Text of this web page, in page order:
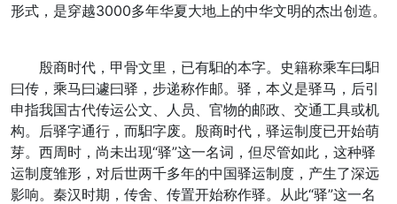
形式，是穿越3000多年华夏大地上的中华文明的杰出创造。
殷商时代，甲骨文里，已有馹的本字。史籍称乘车曰馹
曰传，乘马曰遽曰驿，步递称作邮。驿，本义是驿马，后引
申指我国古代传运公文、人员、官物的邮政、交通工具或机
构。后驿字通行，而馹字废。殷商时代，驿运制度已开始萌
芽。西周时，尚未出现“驿”这一名词，但尽管如此，这种驿
运制度雏形，对后世两千多年的中国驿运制度，产生了深远
影响。秦汉时期，传舍、传置开始称作驿。从此“驿”这一名